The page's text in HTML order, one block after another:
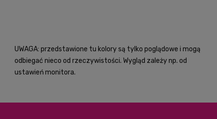
UWAGA: przedstawione tu kolory są tylko poglądowe i mogą
odbiegać nieco od rzeczywistości. Wygląd zależy np. od
ustawień monitora.